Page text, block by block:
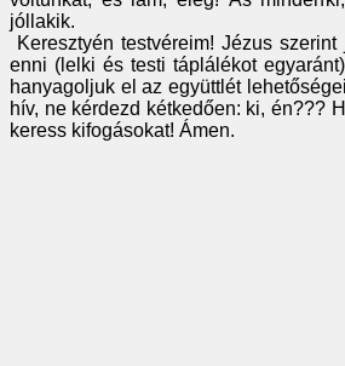
jóllakik.
Keresztyén testvéreim! Jézus
enni (lelki és testi táplálékot
hanyagoljuk el az együttlét
hív, ne kérdezd kétkedően: ki, én???
keress kifogásokat! Ámen.